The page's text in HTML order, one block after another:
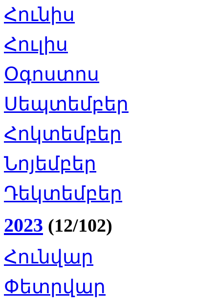
Հունիս
Հուլիս
Օգոստոս
Սեպտեմբեր
Հոկտեմբեր
Նոյեմբեր
Դեկտեմբեր
2023 (12/102)
Հունվար
Փետրվար